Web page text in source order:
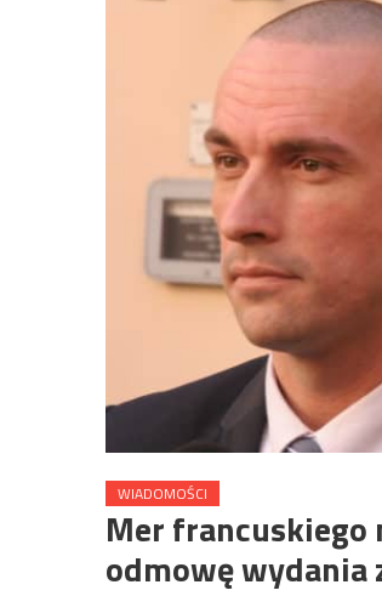
WIADOMOŚCI
Mer francuskiego
odmowę wydania